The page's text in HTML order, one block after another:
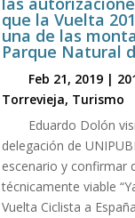
que la Vuelta
una de las
Parque Natural
Feb 21, 2019|
Torrevieja, Turismo
Eduardo Dolón
delegación de
escenario y confirmar
técnicamente viable
Vuelta Ciclista a